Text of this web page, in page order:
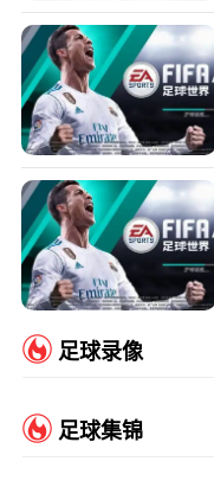
足球录像
足球集锦